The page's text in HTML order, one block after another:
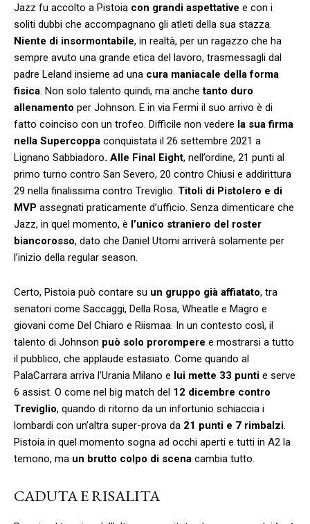
Jazz fu accolto a Pistoia con grandi aspettative e con i
soliti dubbi che accompagnano gli atleti della sua stazza.
Niente di insormontabile, in realtà, per un ragazzo che ha
sempre avuto una grande etica del lavoro, trasmessagli dal
padre Leland insieme ad una cura maniacale della forma
fisica. Non solo talento quindi, ma anchetanto duro
allenamento per Johnson. E in via Fermi il suo arrivo è di
fatto coinciso con un trofeo. Difficile non vedere la sua firma
nella Supercoppa conquistata il 26 settembre 2021 a
Lignano Sabbiadoro. Alle Final Eight, nell’ordine, 21 punti al
primo turno contro San Severo, 20 contro Chiusi e addirittura
29 nella finalissima contro Treviglio. Titoli di Pistolero e di
MVP assegnati praticamente d’ufficio. Senza dimenticare che
Jazz, in quel momento, è l’unico straniero del roster
biancorosso, dato che Daniel Utomi arriverà solamente per
l’inizio della regular season.
Certo, Pistoia può contare su un gruppo già affiatato, tra
senatori come Saccaggi, Della Rosa, Wheatle e Magro e
giovani come Del Chiaro e Riismaa. In un contesto così, il
talento di Johnson può solo prorompere e mostrarsi a tutto
il pubblico, che applaude estasiato. Come quando al
PalaCarrara arriva l’Urania Milano e lui mette 33 punti e serve
6 assist. O come nel big match del 12 dicembre contro
Treviglio, quando di ritorno da un infortunio schiaccia i
lombardi con un’altra super-prova da 21 punti e 7 rimbalzi.
Pistoia in quel momento sogna ad occhi aperti e tutti in A2 la
temono, ma un brutto colpo di scena cambia tutto.
CADUTA E RISALITA